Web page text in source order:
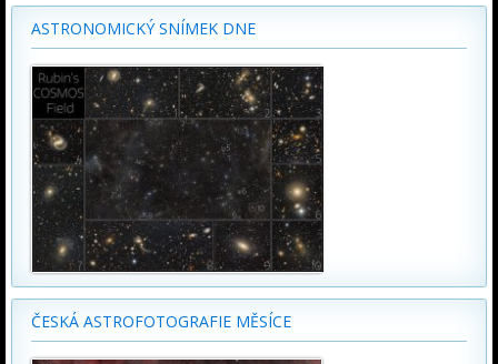
ASTRONOMICKÝ SNÍMEK DNE
ČESKÁ ASTROFOTOGRAFIE MĚSÍCE